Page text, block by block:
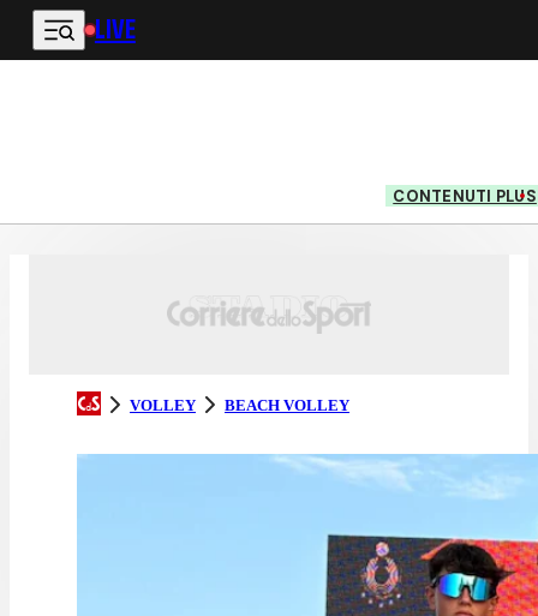
Vai al contenuto principale
LIVE
CONTENUTI PLUS
VOLLEY BEACH VOLLEY